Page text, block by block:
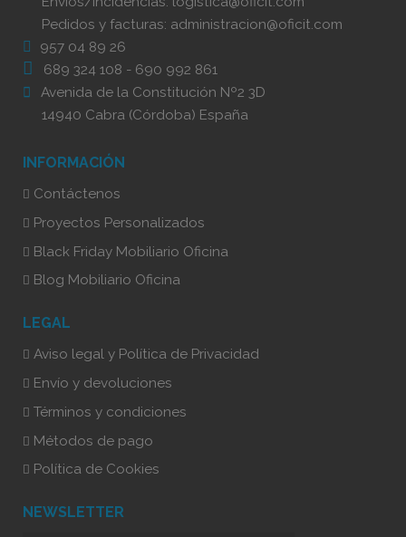
Pedidos y facturas: administracion@oficit.com
957 04 89 26
689 324 108 - 690 992 861
Avenida de la Constitución Nº2 3D
14940 Cabra (Córdoba) España
INFORMACIÓN
Contáctenos
Proyectos Personalizados
Black Friday Mobiliario Oficina
Blog Mobiliario Oficina
LEGAL
Aviso legal y Política de Privacidad
Envío y devoluciones
Términos y condiciones
Métodos de pago
Política de Cookies
NEWSLETTER